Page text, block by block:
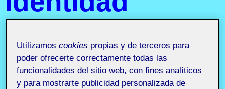
y
marca
Segundo semestre 2019-2020. Aula 2
Utilizamoscookies propias y de terceros para
poder ofrecerte correctamente todas las
funcionalidades del sitio web, con fines analíticos
y para mostrarte publicidad personalizada de